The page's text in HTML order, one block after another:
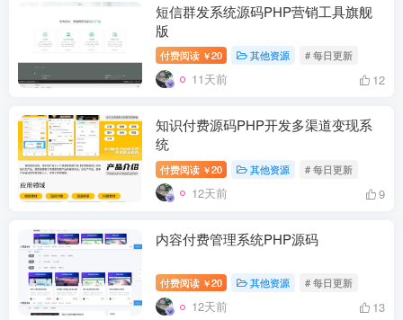
短信群发系统源码PHP营销工具旗舰
版
付费阅读 ￥20 其他资源 # 每日更新
11天前 12
知识付费源码PHP开发多渠道变现系
统
付费阅读 ￥20 其他资源 # 每日更新
12天前 9
内容付费管理系统PHP源码
付费阅读 ￥20 其他资源 # 每日更新
12天前 13